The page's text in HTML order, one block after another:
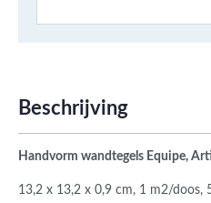
Beschrijving
Handvorm wandtegels Equipe,
13,2 x 13,2 x 0,9 cm, 1 m2/doos,